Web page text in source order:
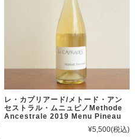
レ・カプリアード/メトード・アン
セストラル・ムニュピノMethode
Ancestrale 2019 Menu Pineau
¥5,500(税込)